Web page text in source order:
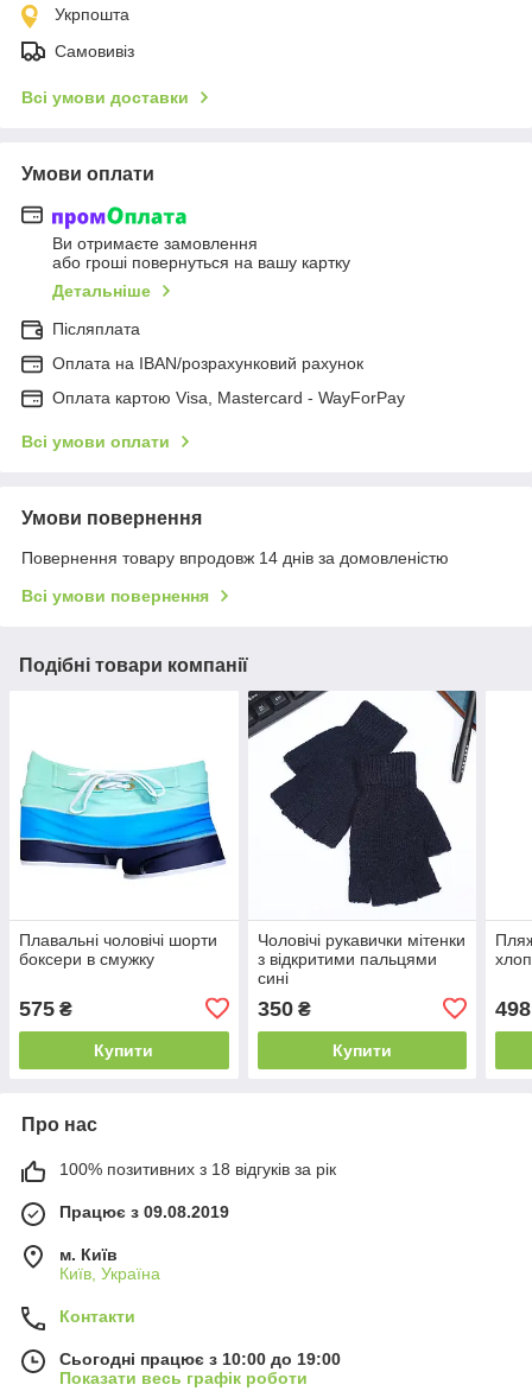
Укрпошта
Самовивіз
Всі умови доставки
Умови оплати
Ви отримаєте замовлення
або гроші повернуться на вашу картку
Детальніше
Післяплата
Оплата на IBAN/розрахунковий рахунок
Оплата картою Visa, Mastercard - WayForPay
Всі умови оплати
Умови повернення
Повернення товару впродовж 14 днів за домовленістю
Всі умови повернення
Подібні товари компанії
Плавальні чоловічі шорти
боксери в смужку
575 ₴
Купити
Чоловічі рукавички мітенки
з відкритими пальцями
сині
350₴
Купити
498
Про нас
100% позитивних з 18 відгуків за рік
Працює з 09.08.2019
м. Київ
Київ, Україна
Контакти
Сьогодні працює з 10:00 до 19:00
Показати весь графік роботи